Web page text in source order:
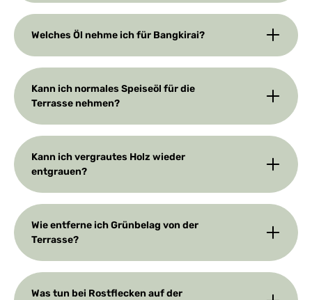
Welches Öl nehme ich für Bangkirai?
Kann ich normales Speiseöl für die
Terrasse nehmen?
Kann ich vergrautes Holz wieder
entgrauen?
Wie entferne ich Grünbelag von der
Terrasse?
Was tun bei Rostflecken auf der